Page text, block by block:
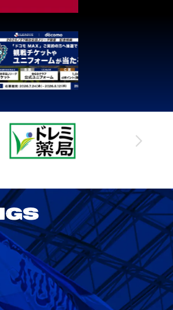
2026/27 明治安田J1リーグ 第3節
ビスパ福岡 vs 鹿島アントラーズ